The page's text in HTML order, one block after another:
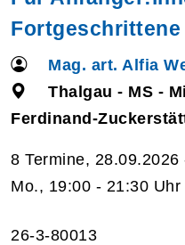
Fortgeschrittene
Mag. art. Alfia
Thalgau - MS -
Ferdinand-
8 Termine, 28.09.2026
Mo., 19:00 - 21:30 Uhr
26-3-80013